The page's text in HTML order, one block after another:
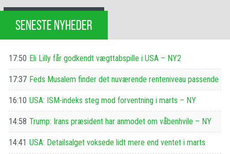
SENESTE NYHEDER
17:50 Eli Lilly får godkendt vægttabspille i USA – NY2
17:37 Feds Musalem finder det nuværende renteniveau passende
16:10 USA: ISM-indeks steg mod forventning i marts – NY
14:58 Trump: Irans præsident har anmodet om våbenhvile – NY
14:41 USA: Detailsalget voksede lidt mere end ventet i marts